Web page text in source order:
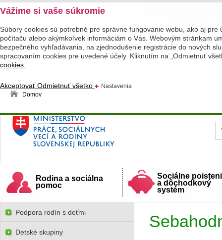
Vážime si vaše súkromie
Súbory cookies sú potrebné pre správne fungovanie webu, ako aj
počítaču alebo akýmkoľvek informáciám o Vás. Webovým stránkam
bezpečného vyhľadávania, na zjednodušenie registrácie do nových
spracovaním cookies pre uvedené účely. Kliknutím na „Odmietnuť
cookies.
AkceptovaťOdmietnuť všetko
Nastavenia
Domov
Ministerstvo práce, sociálnych vecí a rodiny
Slovenskej republiky
Rodina a sociálna
pomoc
Sociálne
a dôchodkový
systém
Podpora rodín s deťmi
Detské skupiny